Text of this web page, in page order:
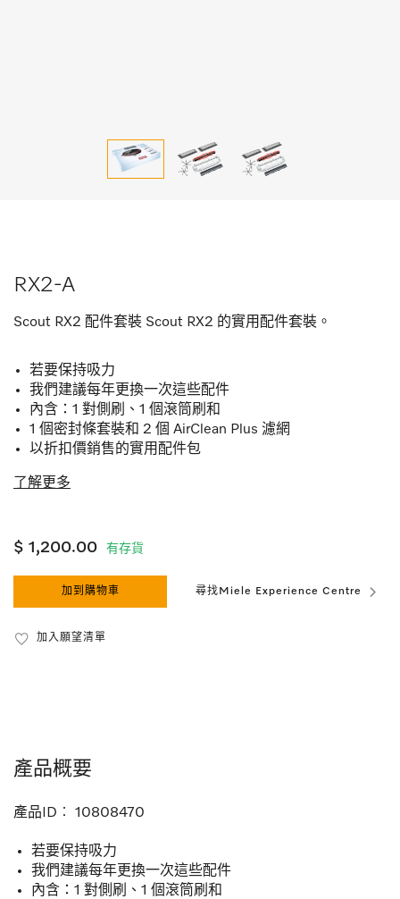
RX2-A
Scout RX2 配件套裝 Scout RX2 的實用配件套裝。
若要保持吸力
我們建議每年更換一次這些配件
內含：1 對側刷、1 個滾筒刷和
1 個密封條套裝和 2 個 AirClean Plus 濾網
以折扣價銷售的實用配件包
了解更多
$ 1,200.00 有存貨
加到購物車 尋找Miele Experience Centre
加入願望清單
產品概要
產品ID︰ 10808470
若要保持吸力
我們建議每年更換一次這些配件
內含：1 對側刷、1 個滾筒刷和